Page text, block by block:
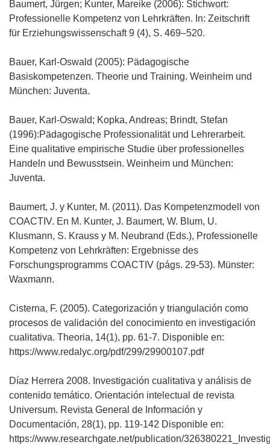
Baumert, Jürgen; Kunter, Mareike (2006): Stichwort:
Professionelle Kompetenz von Lehrkräften. In: Zeitschrift
für Erziehungswissenschaft 9 (4), S. 469–520.
Bauer, Karl-Oswald (2005): Pädagogische
Basiskompetenzen. Theorie und Training. Weinheim und
München: Juventa.
Bauer, Karl-Oswald; Kopka, Andreas; Brindt, Stefan
(1996):Pädagogische Professionalität und Lehrerarbeit.
Eine qualitative empirische Studie über professionelles
Handeln und Bewusstsein. Weinheim und München:
Juventa.
Baumert, J. y Kunter, M. (2011). Das Kompetenzmodell von
COACTIV. En M. Kunter, J. Baumert, W. Blum, U.
Klusmann, S. Krauss y M. Neubrand (Eds.), Professionelle
Kompetenz von Lehrkräften: Ergebnisse des
Forschungsprogramms COACTIV (págs. 29-53). Münster:
Waxmann.
Cisterna, F. (2005). Categorización y triangulación como
procesos de validación del conocimiento en investigación
cualitativa. Theoria, 14(1), pp. 61-7. Disponible en:
https://www.redalyc.org/pdf/299/29900107.pdf
Díaz Herrera 2008. Investigación cualitativa y análisis de
contenido temático. Orientación intelectual de revista
Universum. Revista General de Información y
Documentación, 28(1), pp. 119-142 Disponible en:
https://www.researchgate.net/publication/